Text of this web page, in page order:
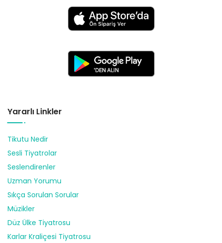
Yararlı Linkler
Tikutu Nedir
Sesli Tiyatrolar
Seslendirenler
Uzman Yorumu
Sıkça Sorulan Sorular
Müzikler
Düz Ülke Tiyatrosu
Karlar Kraliçesi Tiyatrosu